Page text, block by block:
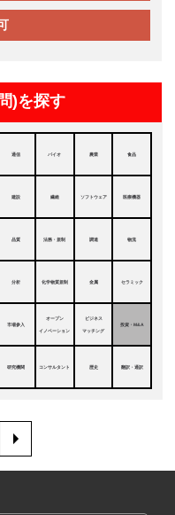
)を探す
通信 バイオ 農業 食品
建設 繊維 ソフトウェア 医療機器
品質 法務・規制 調達 物流
分析 化学物質規制 金属 セラミック
市場参入
オープン
イノベーション
ビジネス
マッチング
投資・M&A
研究機関 コンサルタント 歴史 翻訳・通訳
>